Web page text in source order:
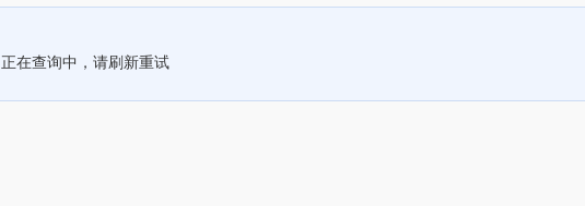
正在查询中，请刷新重试